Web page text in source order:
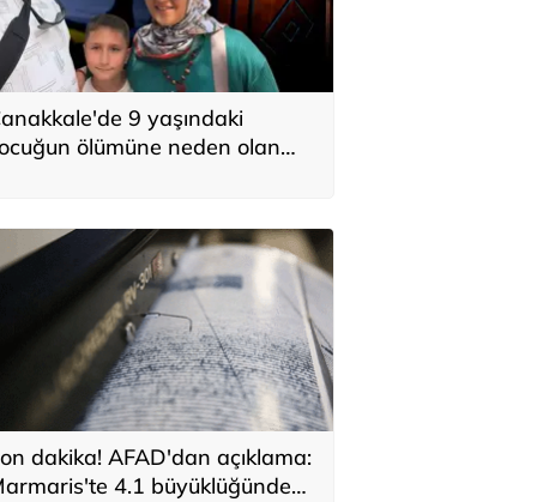
9 yaşındaki
ölümüne neden olan
dakika! AFAD'dan açıklama:
4.1 büyüklüğünde